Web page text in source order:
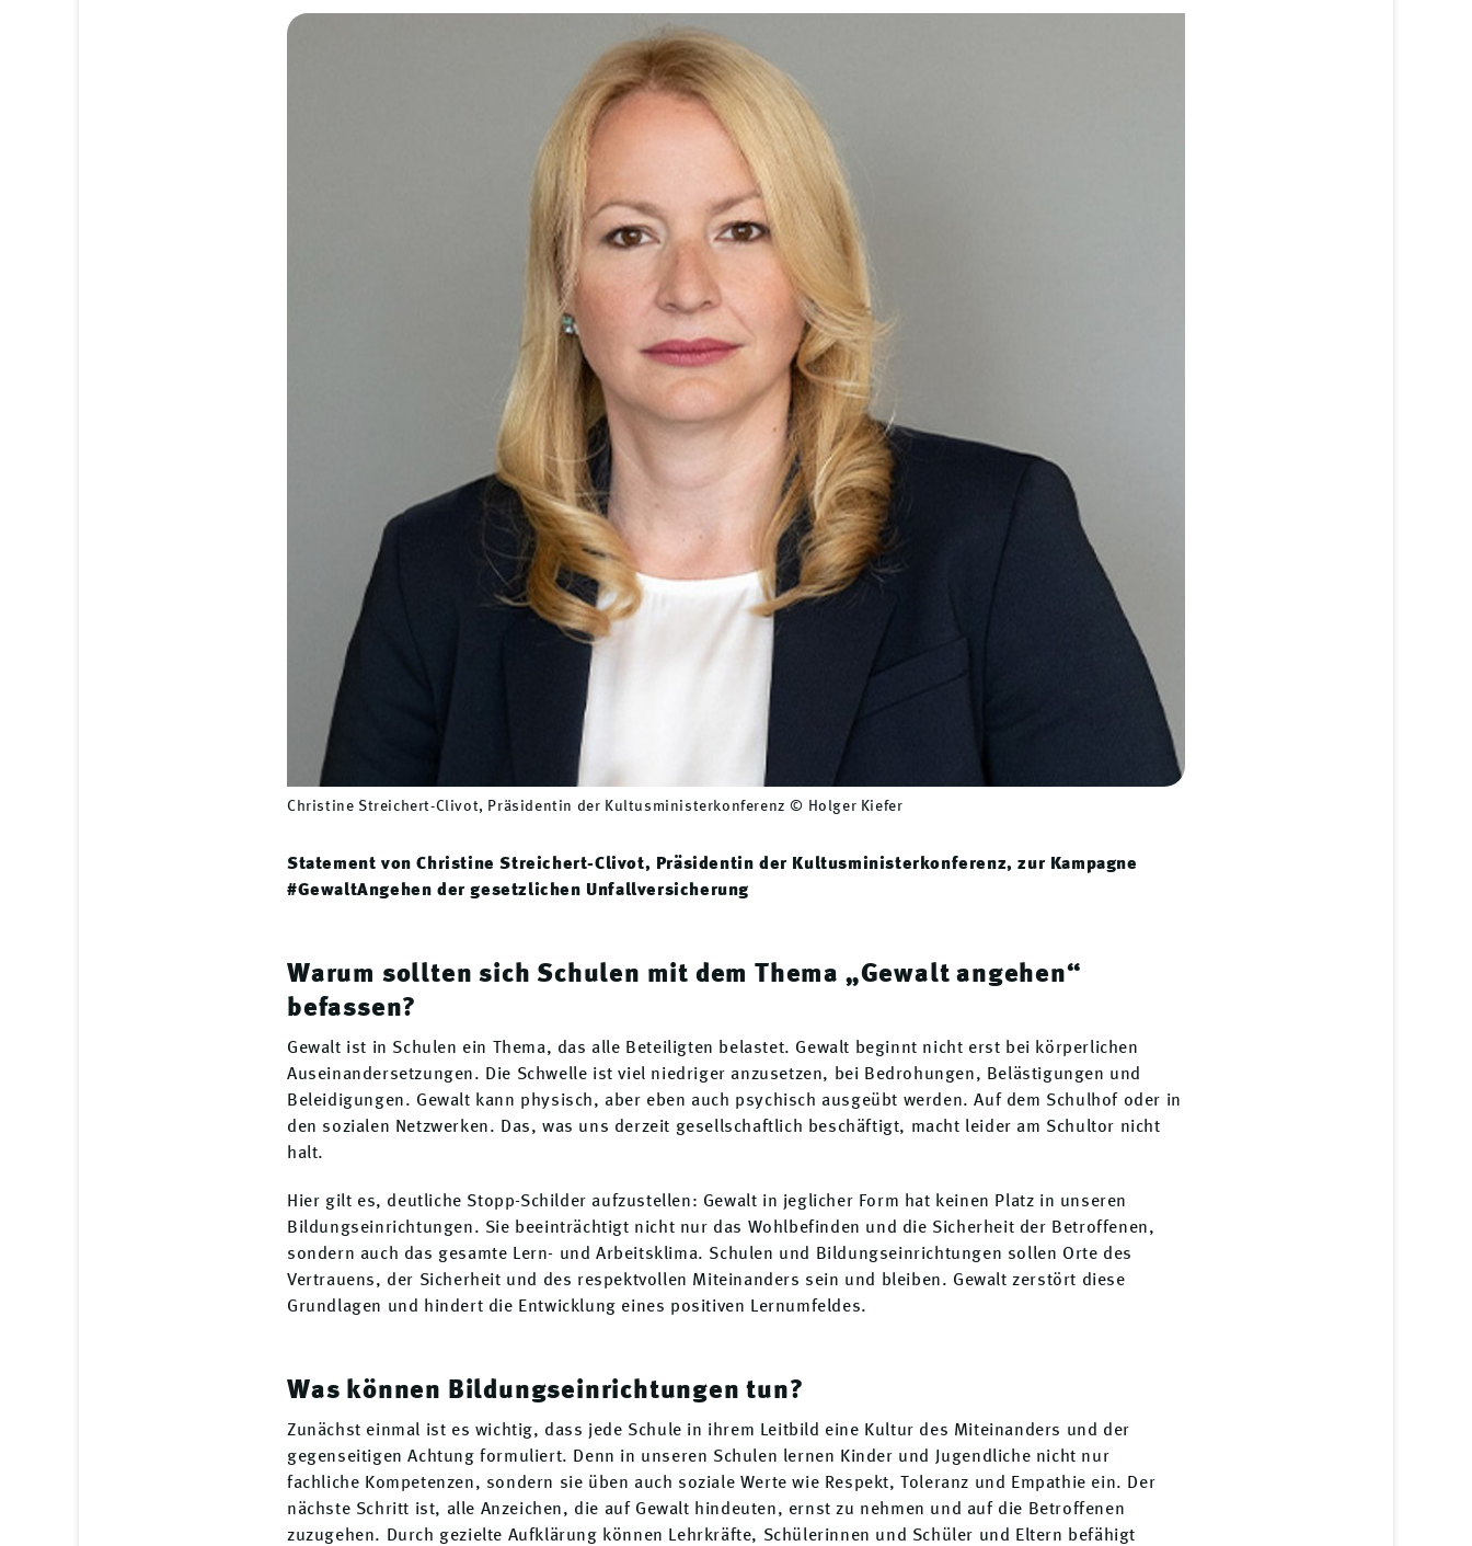
Christine Streichert-Clivot, Präsidentin der Kultusministerkonferenz © Holger Kiefer
Statement von Christine Streichert-Clivot, Präsidentin der Kultusministerkonferenz, zur Kampagne
#GewaltAngehen der gesetzlichen Unfallversicherung
Warum sollten sich Schulen mit dem Thema „Gewalt angehen“
befassen?
Gewalt ist in Schulen ein Thema, das alle Beteiligten belastet. Gewalt beginnt nicht erst bei körperlichen
Auseinandersetzungen. Die Schwelle ist viel niedriger anzusetzen, bei Bedrohungen, Belästigungen und
Beleidigungen. Gewalt kann physisch, aber eben auch psychisch ausgeübt werden. Auf dem Schulhof oder in
den sozialen Netzwerken. Das, was uns derzeit gesellschaftlich beschäftigt, macht leider am Schultor nicht
halt.
Hier gilt es, deutliche Stopp-Schilder aufzustellen: Gewalt in jeglicher Form hat keinen Platz in unseren
Bildungseinrichtungen. Sie beeinträchtigt nicht nur das Wohlbefinden und die Sicherheit der Betroffenen,
sondern auch das gesamte Lern- und Arbeitsklima. Schulen und Bildungseinrichtungen sollen Orte des
Vertrauens, der Sicherheit und des respektvollen Miteinanders sein und bleiben. Gewalt zerstört diese
Grundlagen und hindert die Entwicklung eines positiven Lernumfeldes.
Was können Bildungseinrichtungen tun?
Zunächst einmal ist es wichtig, dass jede Schule in ihrem Leitbild eine Kultur des Miteinanders und der
gegenseitigen Achtung formuliert. Denn in unseren Schulen lernen Kinder und Jugendliche nicht nur
fachliche Kompetenzen, sondern sie üben auch soziale Werte wie Respekt, Toleranz und Empathie ein. Der
nächste Schritt ist, alle Anzeichen, die auf Gewalt hindeuten, ernst zu nehmen und auf die Betroffenen
zuzugehen. Durch gezielte Aufklärung können Lehrkräfte, Schülerinnen und Schüler und Eltern befähigt